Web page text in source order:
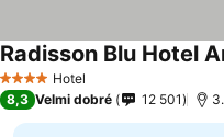
4 Počet hvězdiček
Hotel
Radisson Blu Hotel
8,3 Velmi dobré 12 501